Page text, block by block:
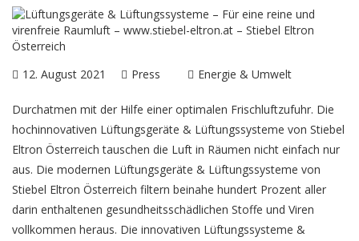
12. August 2021 Press Energie & Umwelt
Durchatmen mit der Hilfe einer optimalen Frischluftzufuhr. Die
hochinnovativen Lüftungsgeräte & Lüftungssysteme von Stiebel
Eltron Österreich tauschen die Luft in Räumen nicht einfach nur
aus. Die modernen Lüftungsgeräte & Lüftungssysteme von
Stiebel Eltron Österreich filtern beinahe hundert Prozent aller
darin enthaltenen gesundheitsschädlichen Stoffe und Viren
vollkommen heraus. Die innovativen Lüftungssysteme &